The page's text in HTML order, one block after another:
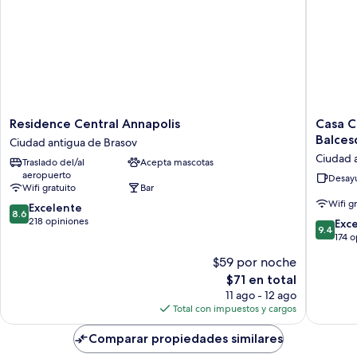
Residence
Central
Annapolis
Ciudad
antigua
de
Brasov
Residence Central Annapolis
Ciudad antigua de Brasov
Traslado del/al
aeropuerto
Acepta mascotas
Wifi gratuito
Bar
8.6
de
8.6 Excelente
218 opiniones
$59 por noche
El
precio
actual
es
de
$71
$71 en total
11 ago - 12 ago
Total con impuestos y cargos
Casa
Chitic
Hotel
&
STR
Nicolae
Casa
Ciudad
Wifi
9.4
de
9.4
174
Comparar propiedades similares